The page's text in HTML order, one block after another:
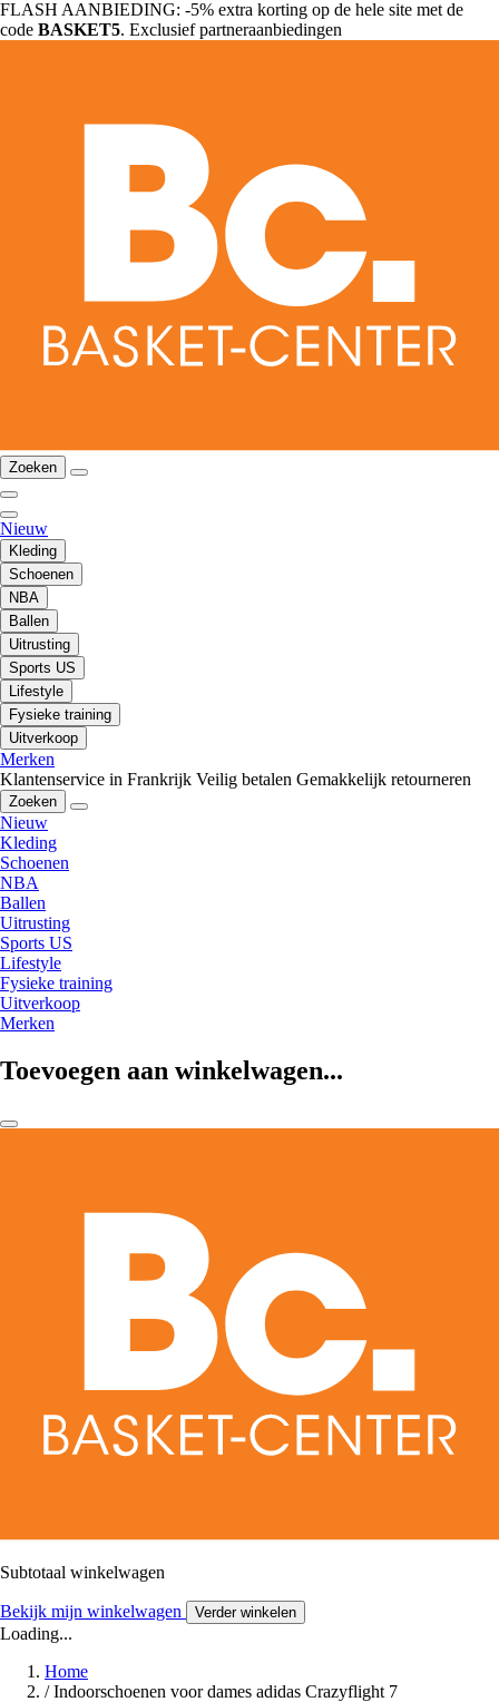
FLASH AANBIEDING: -5% extra korting op de hele site met de
code BASKET5. Exclusief partneraanbiedingen
Zoeken
Nieuw
Kleding
Schoenen
NBA
Ballen
Uitrusting
Sports US
Lifestyle
Fysieke training
Uitverkoop
Merken
Klantenservice in Frankrijk Veilig betalen Gemakkelijk retourneren
Zoeken
Nieuw
Kleding
Schoenen
NBA
Ballen
Uitrusting
Sports US
Lifestyle
Fysieke training
Uitverkoop
Merken
Toevoegen aan winkelwagen...
Subtotaal winkelwagen
Bekijk mijn winkelwagen Verder winkelen
Loading...
Home
/ Indoorschoenen voor dames adidas Crazyflight 7